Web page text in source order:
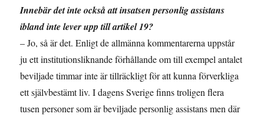
Innebär det inte också att insatsen personlig assistans
ibland inte lever upp till artikel 19?
– Jo, så är det. Enligt de allmänna kommentarerna uppstår
ju ett institutionsliknande förhållande om till exempel antalet
beviljade timmar inte är tillräckligt för att kunna förverkliga
ett självbestämt liv. I dagens Sverige finns troligen flera
tusen personer som är beviljade personlig assistans men där